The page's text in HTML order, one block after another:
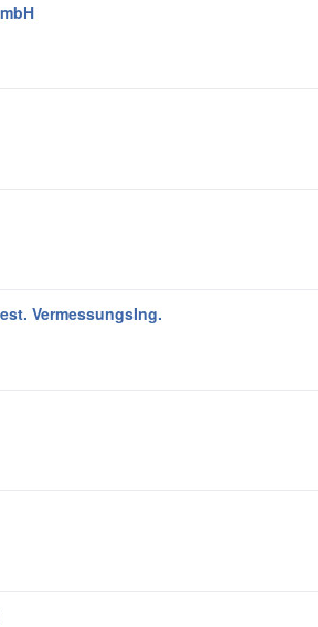
VermessungsIng.